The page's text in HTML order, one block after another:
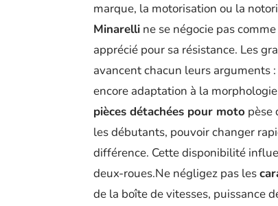
marque, la motorisation ou la
Minarelli ne se négocie pas
apprécié pour sa résistance. Les
avancent chacun leurs arguments
encore adaptation à la
pièces détachées pour moto pèse
les débutants, pouvoir changer
différence. Cette disponibilité
deux-roues.Ne négligez pas les
de la boîte de vitesses, puissance